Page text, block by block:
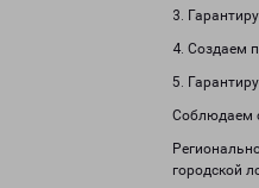
3.
4. Создаем
5.
Соблюдаем
городской